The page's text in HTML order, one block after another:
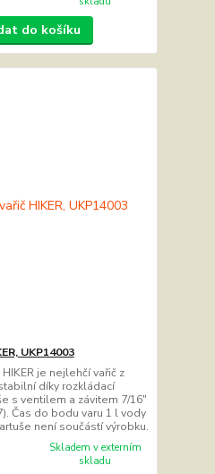
do košíku
UKP14003
HIKER je nejlehčí vařič z
díky rozkládací
s ventilem a závitem 7/16"
Čas do bodu varu 1 l vody
není součástí výrobku.
Skladem v externím
skladu